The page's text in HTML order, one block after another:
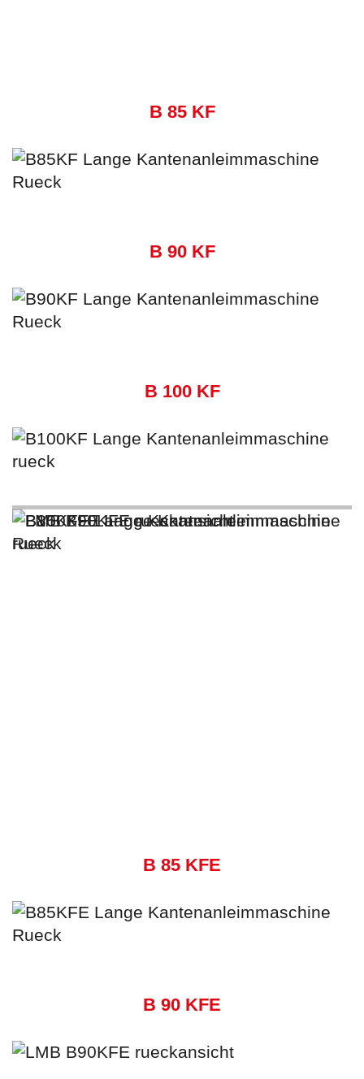
B 85 KF
B 90 KF
B 100 KF
B 85 KFE
B 90 KFE